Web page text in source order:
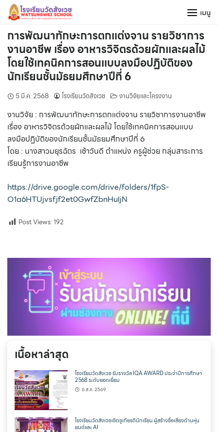
Skip
content
เมนู
การพัฒนาทักษะการตกแต่งจาน รายวิชาการ
งานอาชีพ เรื่อง อาหารวิจิตรด้วยผักและผลไม้
โดยใช้เทคนิคการสอนแบบลงมือปฏิบัติของ
นักเรียนชั้นมัธยมศึกษาปีที่ 6
5 มี.ค. 2568 โรงเรียนวัดสังเวช งานวิจัยและโครงงาน
งานวิจัย : การพัฒนาทักษะการตกแต่งจาน รายวิชาการงานอาชีพ
เรื่อง อาหารวิจิตรด้วยผักและผลไม้ โดยใช้เทคนิคการสอนแบบ
ลงมือปฏิบัติของนักเรียนชั้นมัธยมศึกษาปีที่ 6
โดย : นางสาวมยุรฉัตร เช้าวันดี ตำแหน่ง ครูผู้ช่วย กลุ่มสาระการ
เรียนรู้การงานอาชีพ
https://drive.google.com/drive/folders/1fpS-
O1a6HTUjvsfjf2et0GwfZbnHuIjN
Post Views:192
เนื้อหาล่าสุด
โรงเรียนวัดสังเวช รับรางวัล IQA AWARD ประจำปีการศึกษา
2568 ระดับยอดเยี่ยม
6 ส.ค. 2569
โรงเรียนวัดสังเวชเชิดชูเกียรตินักเรียน ผู้สร้างชื่อเสียงด้านหุ่น
ยนต์และ AI